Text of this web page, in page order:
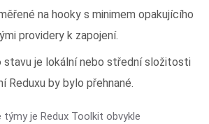
na hooky s minimem opakujícího
providery k zapojení.
stavu je lokální nebo střední složitosti
Reduxu by bylo přehnané.
týmy je Redux Toolkit obvykle